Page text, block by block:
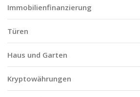
Immobilienfinanzierung
Türen
Haus und Garten
Kryptowährungen